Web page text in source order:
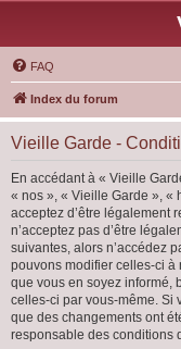
FAQ
Index du forum
Vieille Garde -
En accédant à « Vieille
« nos », « Vieille Garde », «
acceptez d’être légalement
n’acceptez pas d’être
suivantes, alors n’accédez
pouvons modifier celles-ci à
que vous en soyez informé,
celles-ci par vous-même. Si
que des changements ont
responsable des conditions